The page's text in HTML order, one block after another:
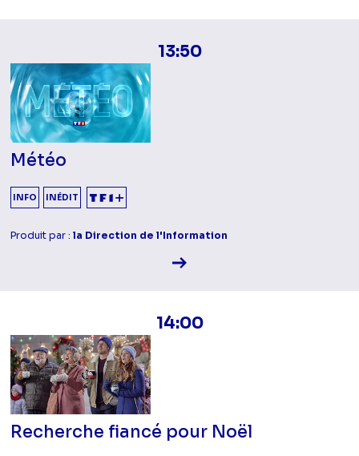
13:50
Météo
INFO INÉDIT
Produit par :la Direction de l'Information
Voir la fiche diffusion
14:00
Recherche fiancé pour Noël